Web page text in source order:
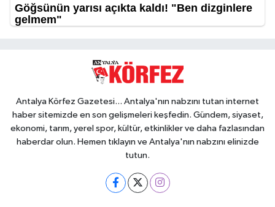
Antalya Körfez Gazetesi... Antalya'nın nabzını tutan internet
haber sitemizde en son gelişmeleri keşfedin. Gündem, siyaset,
ekonomi, tarım, yerel spor, kültür, etkinlikler ve daha fazlasından
haberdar olun. Hemen tıklayın ve Antalya'nın nabzını elinizde
tutun.